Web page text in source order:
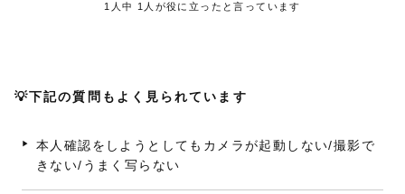
1 人中 1 人が役に立ったと言っています
💡下記の質問もよく見られています
本人確認をしようとしてもカメラが起動しない/撮影で
きない/うまく写らない